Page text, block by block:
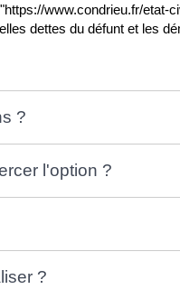
www.condrieu.fr/
dettes du défunt et les
?
l'option ?
?